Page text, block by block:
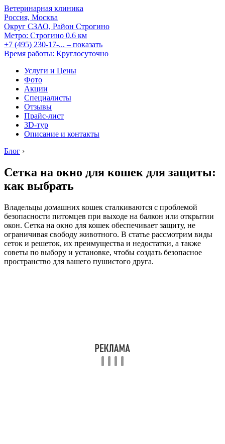
Ветеринарная клиника
Россия, Москва
Округ СЗАО, Район Строгино
Метро: Строгино 0.6 км
+7 (495) 230-17-... – показать
Время работы: Круглосуточно
Услуги и Цены
Фото
Акции
Специалисты
Отзывы
Прайс-лист
3D-тур
Описание и контакты
Блог ›
Сетка на окно для кошек для защиты:
как выбрать
Владельцы домашних кошек сталкиваются с проблемой
безопасности питомцев при выходе на балкон или открытии
окон. Сетка на окно для кошек обеспечивает защиту, не
ограничивая свободу животного. В статье рассмотрим виды
сеток и решеток, их преимущества и недостатки, а также
советы по выбору и установке, чтобы создать безопасное
пространство для вашего пушистого друга.